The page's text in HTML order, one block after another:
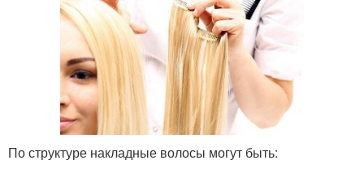
По структуре накладные волосы могут быть: